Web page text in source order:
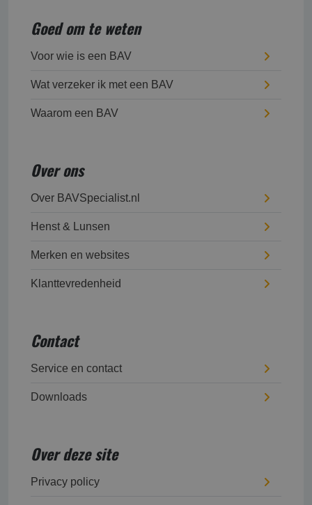
Goed om te weten
Voor wie is een BAV
Wat verzeker ik met een BAV
Waarom een BAV
Over ons
Over BAVSpecialist.nl
Henst & Lunsen
Merken en websites
Klanttevredenheid
Contact
Service en contact
Downloads
Over deze site
Privacy policy